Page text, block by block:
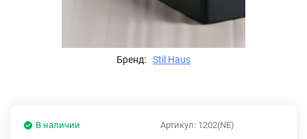
Бренд: Stil Haus
Артикул: 1202(NE)
В наличии